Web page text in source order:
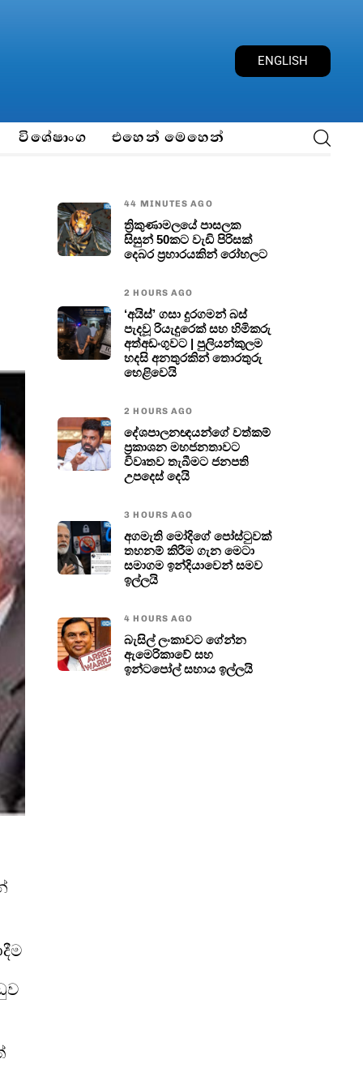
ENGLISH
විශේෂාංග එහෙන් මෙහෙන්
44 MINUTES AGO
ත්‍රිකුණාමලයේ පාසලක
සිසුන් 50කට වැඩි පිරිසක්
දෙබර ප්‍රහාරයකින් රෝහලට
2 HOURS AGO
‘අයිස්’ ගසා දුරගමන් බස්
පැදවූ රියැදුරෙක් සහ හිමිකරු
අත්අඩංගුවට | පුලියන්කුලම
හදසි අනතුරකින් තොරතුරු
හෙළිවෙයි
2 HOURS AGO
දේශපාලනඥයන්ගේ වත්කම්
ප්‍රකාශන මහජනතාවට
විවෘතව තැබීමට ජනපති
උපදෙස් දෙයි
3 HOURS AGO
අගමැති මෝදිගේ පෝස්ටුවක්
තහනම් කිරීම ගැන මෙටා
සමාගම ඉන්දියාවෙන් සමව
ඉල්ලයි
4 HOURS AGO
බැසිල් ලංකාවට ගේන්න
ඇමෙරිකාවේ සහ
ඉන්ටපෝල් සහාය ඉල්ලයි